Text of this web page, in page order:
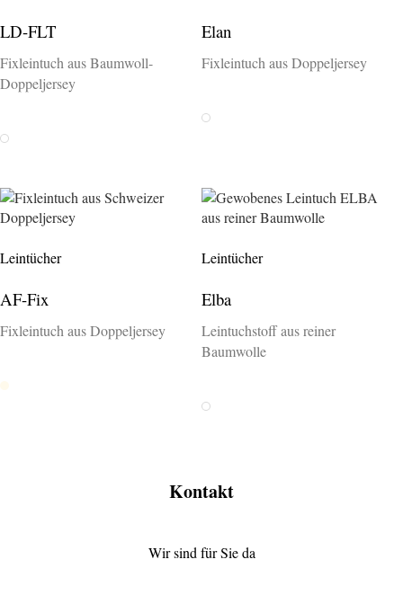
LD-FLT
Fixleintuch aus Baumwoll-
Doppeljersey
Weiss
Elan
Fixleintuch aus Doppeljersey
Weiss
Leintücher
AF-Fix
Fixleintuch aus Doppeljersey
Leintücher
Elba
Leintuchstoff aus reiner
Baumwolle
Weiss
Kontakt
Wir sind für Sie da